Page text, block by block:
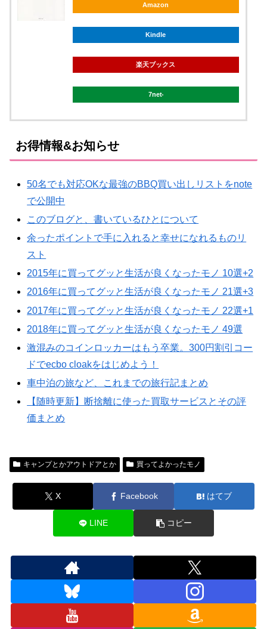
Amazon
Kindle
楽天ブックス
7net
お得情報&お知らせ
50名でも対応OKな最強のBBQ買い出しリストをnote
で公開中
このブログと、書いているひとについて
余ったポイントで手に入れると幸せになれるものリ
スト
2015年に買ってグッと生活が良くなったモノ 10選+2
2016年に買ってグッと生活が良くなったモノ 21選+3
2017年に買ってグッと生活が良くなったモノ 22選+1
2018年に買ってグッと生活が良くなったモノ 49選
激混みのコインロッカーはもう卒業。300円割引コー
ドでecbo cloakをはじめよう！
車中泊の旅など、これまでの旅行記まとめ
【随時更新】断捨離に使った買取サービスとその評
価まとめ
キャンプとかアウトドアとか 買ってよかったモノ
X Facebook はてブ
LINE コピー